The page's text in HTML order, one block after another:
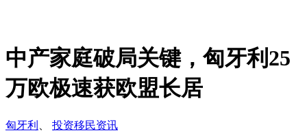
中产家庭破局关键，匈牙利25
万欧极速获欧盟长居
匈牙利
投资移民资讯